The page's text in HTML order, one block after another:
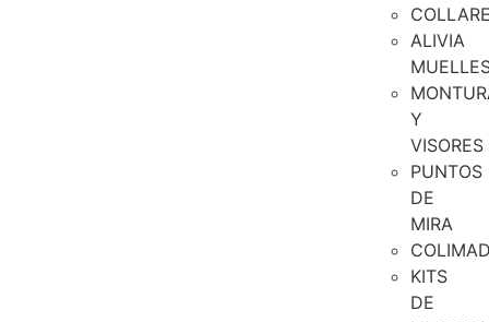
ALIVIA
Y
VISORES
PUNTOS
DE
MIRA
KITS
DE